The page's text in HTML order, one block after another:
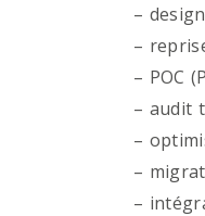
–
– reprise
– POC
– audit
–
–
–